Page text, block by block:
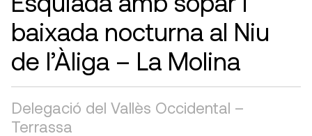
baixada nocturna al Niu
de l’Àliga – La Molina
Delegació del Vallès Occidental –
Terrassa